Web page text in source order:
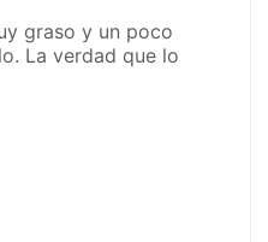
graso y un poco
La verdad que lo